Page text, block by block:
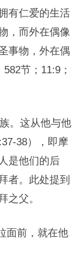
有仁爱的生活
，而外在偶像
事物，外在偶
节；11:9；
。这从他与他
38），即摩
是他们的后
者。此处提到
之父。
面前，就在他